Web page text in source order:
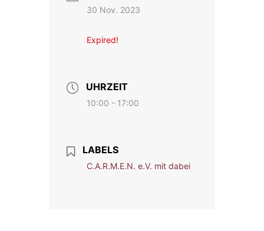
30 Nov. 2023
Expired!
UHRZEIT
10:00 - 17:00
LABELS
C.A.R.M.E.N. e.V. mit dabei